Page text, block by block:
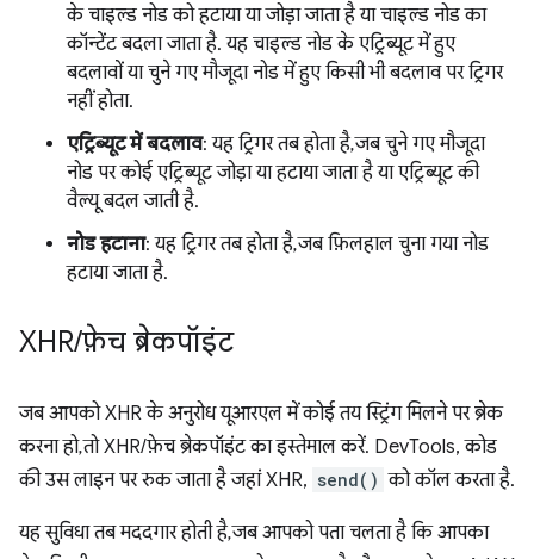
के चाइल्ड नोड को हटाया या जोड़ा जाता है या चाइल्ड नोड का
कॉन्टेंट बदला जाता है. यह चाइल्ड नोड के एट्रिब्यूट में हुए
बदलावों या चुने गए मौजूदा नोड में हुए किसी भी बदलाव पर ट्रिगर
नहीं होता.
एट्रिब्यूट में बदलाव: यह ट्रिगर तब होता है, जब चुने गए मौजूदा
नोड पर कोई एट्रिब्यूट जोड़ा या हटाया जाता है या एट्रिब्यूट की
वैल्यू बदल जाती है.
नोड हटाना: यह ट्रिगर तब होता है, जब फ़िलहाल चुना गया नोड
हटाया जाता है.
XHR/फ़ेच ब्रेकपॉइंट
जब आपको XHR के अनुरोध यूआरएल में कोई तय स्ट्रिंग मिलने पर ब्रेक
करना हो, तो XHR/फ़ेच ब्रेकपॉइंट का इस्तेमाल करें. DevTools, कोड
की उस लाइन पर रुक जाता है जहां XHR, send() को कॉल करता है.
यह सुविधा तब मददगार होती है, जब आपको पता चलता है कि आपका